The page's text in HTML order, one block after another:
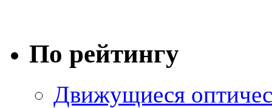
По рейтингу
Движущиеся